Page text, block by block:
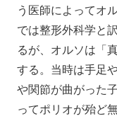
う医師によってオ
では整形外科学と
るが、オルソは「
する。当時は手足
や関節が曲がった
ってポリオが殆ど無